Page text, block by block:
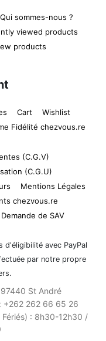
Qui sommes-nous ?
viewed products
products
Cart
Wishlist
Fidélité chezvous.re
(C.G.V)
(C.G.U)
Mentions Légales
chezvous.re
Demande de SAV
d'éligibilité avec PayPal
par notre propre
St André
+262 262 66 65 26
Fériés) : 8h30-12h30 /